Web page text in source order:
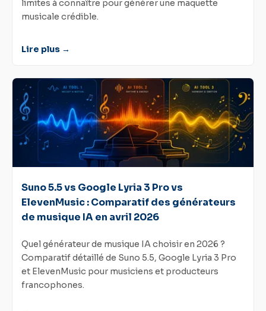
limites à connaître pour générer une maquette
musicale crédible.
Lire plus →
Suno 5.5 vs Google Lyria 3 Pro vs
ElevenMusic : Comparatif des générateurs
de musique IA en avril 2026
Quel générateur de musique IA choisir en 2026 ?
Comparatif détaillé de Suno 5.5, Google Lyria 3 Pro
et ElevenMusic pour musiciens et producteurs
francophones.